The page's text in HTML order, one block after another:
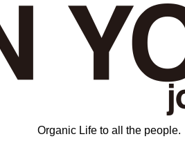
Organic Life to all the people.